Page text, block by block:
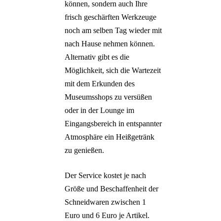
können, sondern auch Ihre
frisch geschärften Werkzeuge
noch am selben Tag wieder mit
nach Hause nehmen können.
Alternativ gibt es die
Möglichkeit, sich die Wartezeit
mit dem Erkunden des
Museumsshops zu versüßen
oder in der Lounge im
Eingangsbereich in entspannter
Atmosphäre ein Heißgetränk
zu genießen.
Der Service kostet je nach
Größe und Beschaffenheit der
Schneidwaren zwischen 1
Euro und 6 Euro je Artikel.